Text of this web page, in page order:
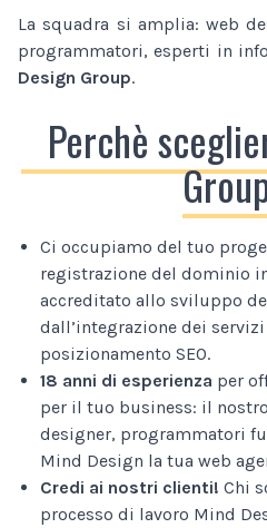
La squadra si amplia: web
programmatori, esperti in
Design Group.
Perchè
Ci occupiamo del tuo
registrazione del dominio
accreditato allo sviluppo
dall’integrazione dei
posizionamento SEO.
18 anni di esperienza per
per il tuo business: il
designer, programmatori
Mind Design la tua web
Credi ai nostri clienti! Chi
processo di lavoro Mind